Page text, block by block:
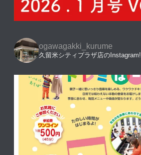
ogawagakki_kurume
久留米シティプラザ店のInstagram!